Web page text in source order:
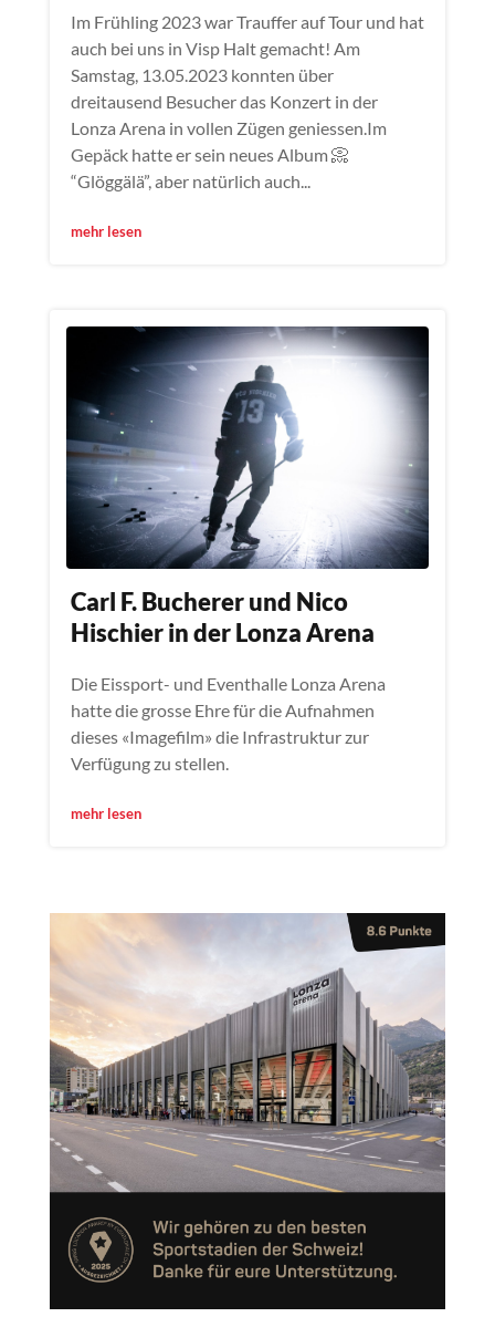
Im Frühling 2023 war Trauffer auf Tour und hat
auch bei uns in Visp Halt gemacht! Am
Samstag, 13.05.2023 konnten über
dreitausend Besucher das Konzert in der
Lonza Arena in vollen Zügen geniessen.Im
Gepäck hatte er sein neues Album 📀
“Glöggälä”, aber natürlich auch...
mehr lesen
Carl F. Bucherer und Nico
Hischier in der Lonza Arena
Die Eissport- und Eventhalle Lonza Arena
hatte die grosse Ehre für die Aufnahmen
dieses «Imagefilm» die Infrastruktur zur
Verfügung zu stellen.
mehr lesen